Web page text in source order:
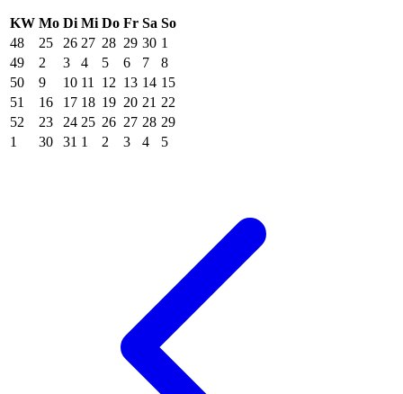
KW Mo Di Mi Do Fr Sa So
48
25 26 27 28 29 30 1
49
2 3 4 5 6 7
8
50
9 10 11 12 13 14 15
51
16 17 18 19 20 21 22
52
23 24 25 26 27 28 29
1
30 31 1 2 3 4 5